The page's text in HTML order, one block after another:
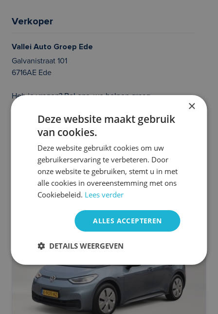
Verkoper
Vallei Auto Groep Ede
Galvanistraat 101
6716AE Ede
Heb je vragen? Bel ons, we helpen graag
Prijs en/of zetfouten voorbehouden. Controleer zelf of de uitvoering van
auto abonnement kunnen beïnvloeden aanwezig zijn. Heb je hier vragen
over, neem dan even contact met ons op. We helpen je graag!
Meer Volkswagen
occasions
×
Deze website maakt gebruik
van cookies.
Deze website gebruikt cookies om uw
gebruikerservaring te verbeteren. Door
onze website te gebruiken, stemt u in met
alle cookies in overeenstemming met ons
Cookiebeleid. Lees verder
ALLES ACCEPTEREN
DETAILS WEERGEVEN